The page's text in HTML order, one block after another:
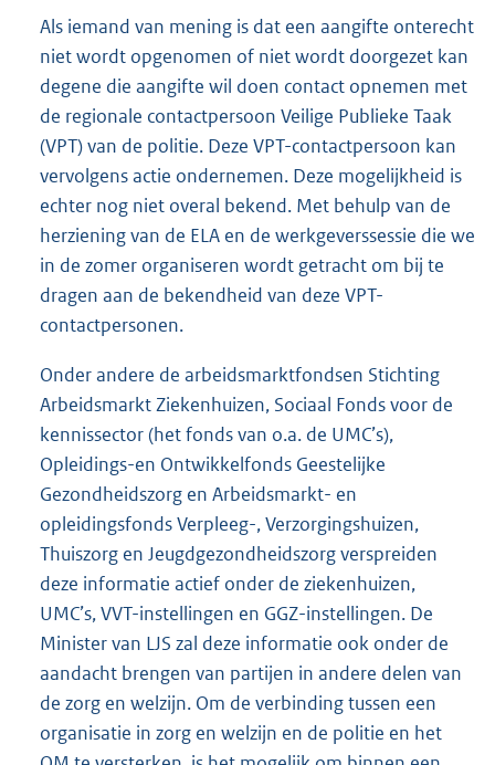
Als iemand van mening is dat een aangifte onterecht
niet wordt opgenomen of niet wordt doorgezet kan
degene die aangifte wil doen contact opnemen met
de regionale contactpersoon Veilige Publieke Taak
(VPT) van de politie. Deze VPT-contactpersoon kan
vervolgens actie ondernemen. Deze mogelijkheid is
echter nog niet overal bekend. Met behulp van de
herziening van de ELA en de werkgeverssessie die we
in de zomer organiseren wordt getracht om bij te
dragen aan de bekendheid van deze VPT-
contactpersonen.
Onder andere de arbeidsmarktfondsen Stichting
Arbeidsmarkt Ziekenhuizen, Sociaal Fonds voor de
kennissector (het fonds van o.a. de UMC’s),
Opleidings-en Ontwikkelfonds Geestelijke
Gezondheidszorg en Arbeidsmarkt- en
opleidingsfonds Verpleeg-, Verzorgingshuizen,
Thuiszorg en Jeugdgezondheidszorg verspreiden
deze informatie actief onder de ziekenhuizen,
UMC’s, VVT-instellingen en GGZ-instellingen. De
Minister van LJS zal deze informatie ook onder de
aandacht brengen van partijen in andere delen van
de zorg en welzijn. Om de verbinding tussen een
organisatie in zorg en welzijn en de politie en het